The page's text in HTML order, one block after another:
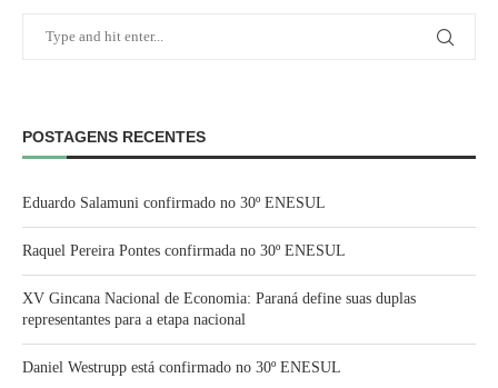
POSTAGENS RECENTES
Eduardo Salamuni confirmado no 30º ENESUL
Raquel Pereira Pontes confirmada no 30º ENESUL
XV Gincana Nacional de Economia: Paraná define suas duplas
representantes para a etapa nacional
Daniel Westrupp está confirmado no 30º ENESUL